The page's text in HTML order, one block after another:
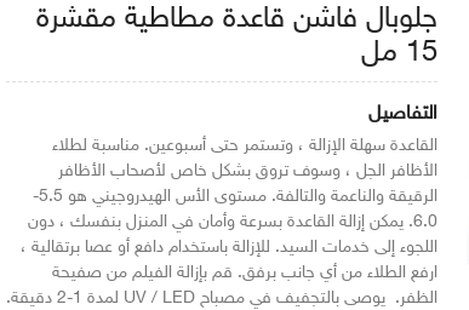
جلوبال فاشن قاعدة مطاطية مقشرة
15 مل
التفاصيل
القاعدة سهلة الإزالة ، وتستمر حتى أسبوعين. مناسبة لطلاء
الأظافر الجل ، وسوف تروق بشكل خاص لأصحاب الأظافر
الرقيقة والناعمة والتالفة. مستوى الأس الهيدروجيني هو 5.5-
6.0. يمكن إزالة القاعدة بسرعة وأمان في المنزل بنفسك ، دون
اللجوء إلى خدمات السيد. للإزالة باستخدام دافع أو عصا برتقالية ،
ارفع الطلاء من أي جانب برفق. قم بإزالة الفيلم من صفيحة
الظفر. يوصى بالتجفيف في مصباح UV / LED لمدة 1-2 دقيقة.